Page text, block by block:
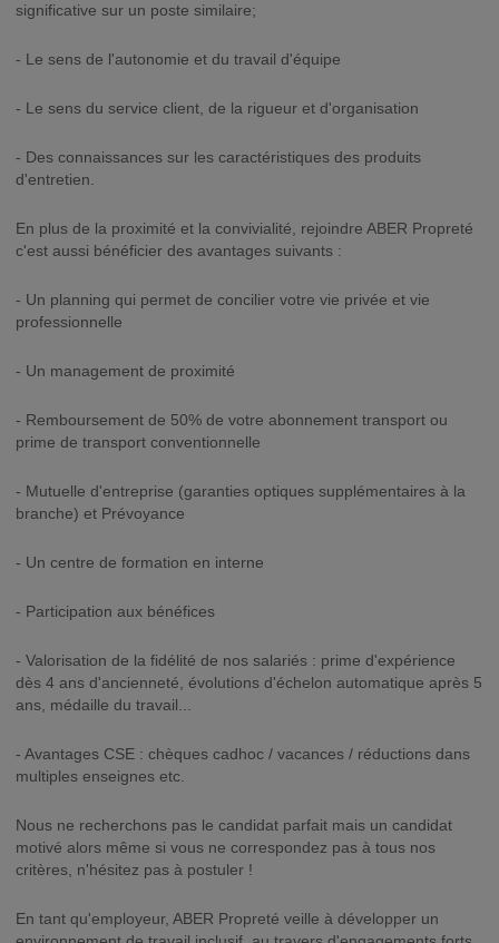
significative sur un poste similaire;
- Le sens de l'autonomie et du travail d'équipe
- Le sens du service client, de la rigueur et d'organisation
- Des connaissances sur les caractéristiques des produits
d'entretien.
En plus de la proximité et la convivialité, rejoindre ABER Propreté
c'est aussi bénéficier des avantages suivants :
- Un planning qui permet de concilier votre vie privée et vie
professionnelle
- Un management de proximité
- Remboursement de 50% de votre abonnement transport ou
prime de transport conventionnelle
- Mutuelle d'entreprise (garanties optiques supplémentaires à la
branche) et Prévoyance
- Un centre de formation en interne
- Participation aux bénéfices
- Valorisation de la fidélité de nos salariés : prime d'expérience
dès 4 ans d'ancienneté, évolutions d'échelon automatique après 5
ans, médaille du travail...
- Avantages CSE : chèques cadhoc / vacances / réductions dans
multiples enseignes etc.
Nous ne recherchons pas le candidat parfait mais un candidat
motivé alors même si vous ne correspondez pas à tous nos
critères, n'hésitez pas à postuler !
En tant qu'employeur, ABER Propreté veille à développer un